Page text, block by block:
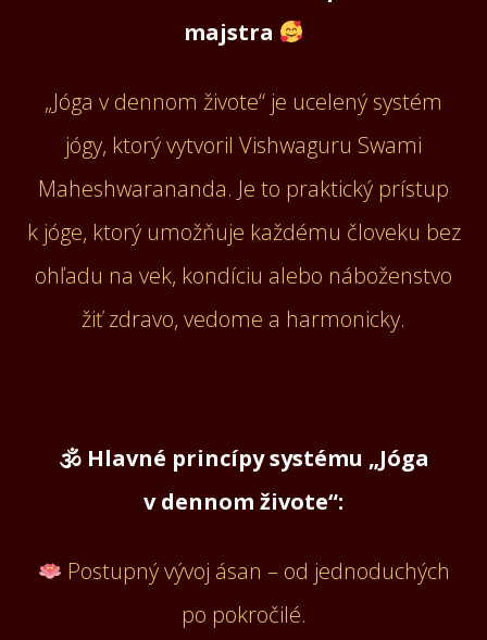
majstra
„Jóga v dennom živote“ je ucelený systém
jógy, ktorý vytvoril Vishwaguru Swami
Maheshwarananda. Je to praktický prístup
k jóge, ktorý umožňuje každému človeku bez
ohľadu na vek, kondíciu alebo náboženstvo
žiť zdravo, vedome a harmonicky.
🕉 Hlavné princípy systému „Jóga
v dennom živote“:
Postupný vývoj ásan – od jednoduchých
po pokročilé.